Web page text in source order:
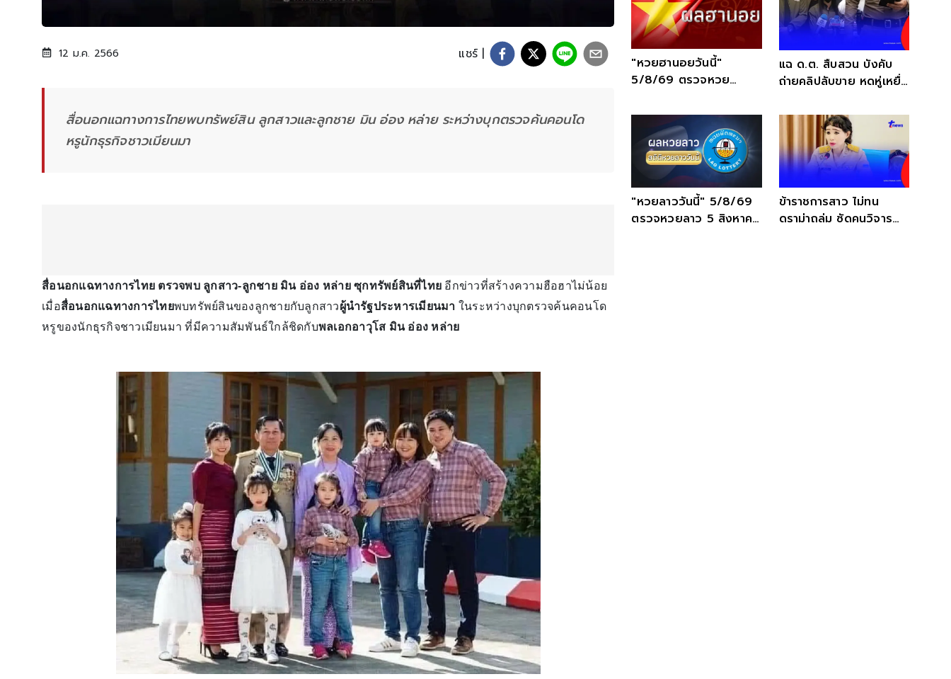
12 ม.ค. 2566 แชร์ |
สื่อนอกแฉทางการไทยพบทรัพย์สิน ลูกสาวและลูกชาย มิน อ่อง หล่าย ระหว่างบุกตรวจค้นคอนโด
หรูนักธุรกิจชาวเมียนมา
สื่อนอกแฉทางการไทย ตรวจพบ ลูกสาว-ลูกชาย มิน อ่อง หล่าย ซุกทรัพย์สินที่ไทย อีกข่าวที่สร้างความฮือฮาไม่น้อย
เมื่อสื่อนอกแฉทางการไทยพบทรัพย์สินของลูกชายกับลูกสาวผู้นำรัฐประหารเมียนมา ในระหว่างบุกตรวจค้นคอนโด
หรูของนักธุรกิจชาวเมียนมา ที่มีความสัมพันธ์ใกล้ชิดกับพลเอกอาวุโส มิน อ่อง หล่าย
"หวยฮานอยวันนี้"
5/8/69 ตรวจหวย
เช็กสดที่นี่
แฉ ด.ต. สืบสวน บังคับ
ถ่ายคลิปลับขาย หดหู่เหยื่อ
"หวยลาววันนี้" 5/8/69
ตรวจหวยลาว 5 สิงหาคม
ข้าราชการสาว ไม่ทน
ดราม่าถล่ม ซัดคนวิจารณ์